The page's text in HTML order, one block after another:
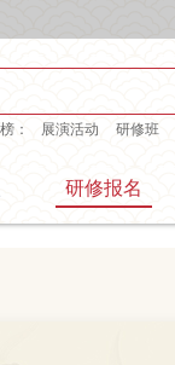
： 展演活动 研修班
研修报名